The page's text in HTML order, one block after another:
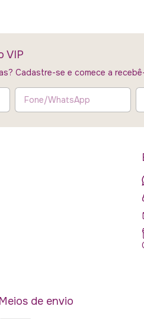
VIP
Cadastre-se e comece a
Meios de envio